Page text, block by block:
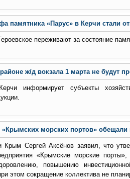
памятника «Парус» в Керчи стали
переживают за состояние
ж/д вокзала 1 марта не будут
информирует субъекты
«Крымских морских портов» обещали
Крым Сергей Аксёнов заявил, что
«Крымские морские
повышению
этом сокращение коллектива не